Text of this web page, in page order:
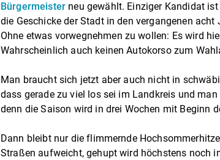
Bürgermeister neu gewählt. Einziger Kandidat
die Geschicke der Stadt in den vergangenen
Ohne etwas vorwegnehmen zu wollen: Es wird
Wahrscheinlich auch keinen Autokorso zum
Man braucht sich jetzt aber auch nicht in
dass gerade zu viel los sei im Landkreis und
denn die Saison wird in drei Wochen mit Beginn
Dann bleibt nur die flimmernde
Straßen aufweicht, gehupt wird höchstens noch